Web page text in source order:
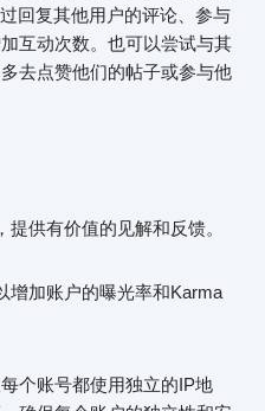
回复其他用户的评论、参与
互动次数。也可以尝试与其
去点赞他们的帖子或参与他
提供有价值的见解和反馈。
增加账户的曝光率和Karma
个账号都使用独立的IP地